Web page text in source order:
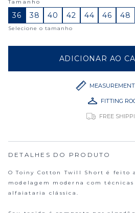
Tamanho
36 38 40 42 44 46 48
Selecione o tamanho
ADICIONAR AO
FITTING
FREE
DETALHES DO PRODUTO
O Toiny Cotton Twill Short é feito
modelagem moderna com
alfaiataria clássica.